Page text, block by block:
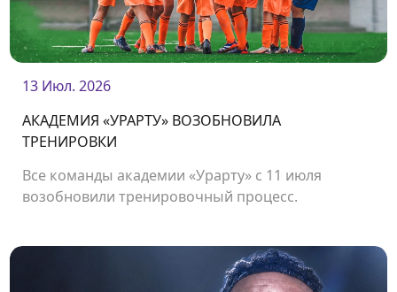
13 Июл. 2026
АКАДЕМИЯ «УРАРТУ» ВОЗОБНОВИЛА
ТРЕНИРОВКИ
Все команды академии «Урарту» с 11 июля
возобновили тренировочный процесс.